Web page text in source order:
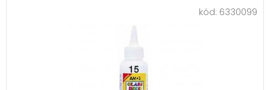
kód: 6330099